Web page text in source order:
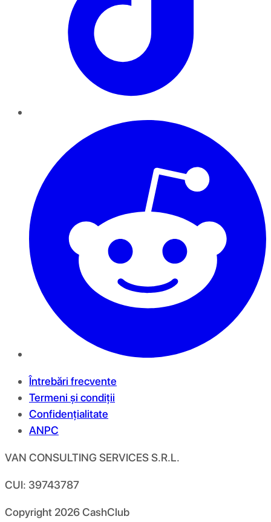
Întrebări frecvente
Termeni și condiții
Confidențialitate
ANPC
VAN CONSULTING SERVICES S.R.L.
CUI: 39743787
Copyright 2026CashClub